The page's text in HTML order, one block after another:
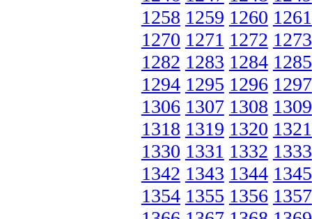
1258 1259 1260 1261
1270 1271 1272 1273
1282 1283 1284 1285
1294 1295 1296 1297
1306 1307 1308 1309
1318 1319 1320 1321
1330 1331 1332 1333
1342 1343 1344 1345
1354 1355 1356 1357